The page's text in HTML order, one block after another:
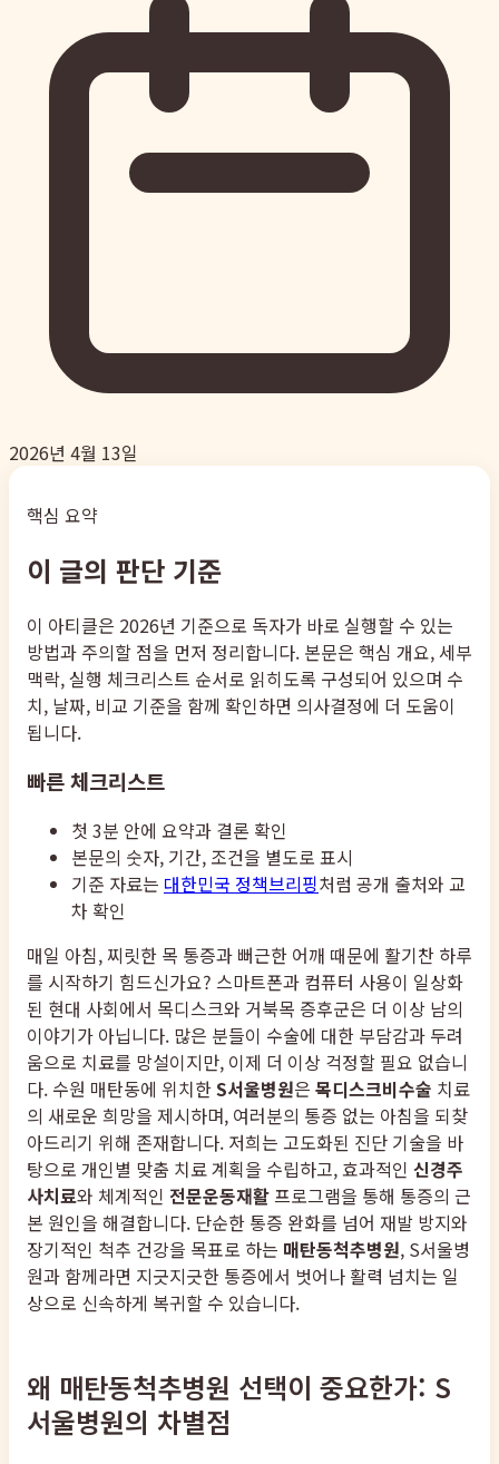
2026년 4월 13일
핵심 요약
이 글의 판단 기준
이 아티클은 2026년 기준으로 독자가 바로 실행할 수 있는
방법과 주의할 점을 먼저 정리합니다. 본문은 핵심 개요, 세부
맥락, 실행 체크리스트 순서로 읽히도록 구성되어 있으며 수
치, 날짜, 비교 기준을 함께 확인하면 의사결정에 더 도움이
됩니다.
빠른 체크리스트
첫 3분 안에 요약과 결론 확인
본문의 숫자, 기간, 조건을 별도로 표시
기준 자료는 대한민국 정책브리핑처럼 공개 출처와 교
차 확인
매일 아침, 찌릿한 목 통증과 뻐근한 어깨 때문에 활기찬 하루
를 시작하기 힘드신가요? 스마트폰과 컴퓨터 사용이 일상화
된 현대 사회에서 목디스크와 거북목 증후군은 더 이상 남의
이야기가 아닙니다. 많은 분들이 수술에 대한 부담감과 두려
움으로 치료를 망설이지만, 이제 더 이상 걱정할 필요 없습니
다. 수원 매탄동에 위치한S서울병원은 목디스크비수술 치료
의 새로운 희망을 제시하며, 여러분의 통증 없는 아침을 되찾
아드리기 위해 존재합니다. 저희는 고도화된 진단 기술을 바
탕으로 개인별 맞춤 치료 계획을 수립하고, 효과적인 신경주
사치료와 체계적인 전문운동재활프로그램을 통해 통증의 근
본 원인을 해결합니다. 단순한 통증 완화를 넘어 재발 방지와
장기적인 척추 건강을 목표로 하는 매탄동척추병원, S서울병
원과 함께라면 지긋지긋한 통증에서 벗어나 활력 넘치는 일
상으로 신속하게 복귀할 수 있습니다.
왜 매탄동척추병원 선택이 중요한가: S
서울병원의 차별점